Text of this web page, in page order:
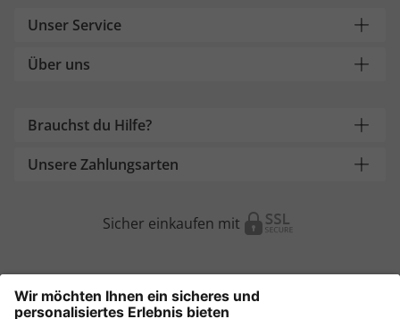
Unser Service
Über uns
Brauchst du Hilfe?
Unsere Zahlungsarten
Sicher einkaufen mit
Weitere Onlineshops